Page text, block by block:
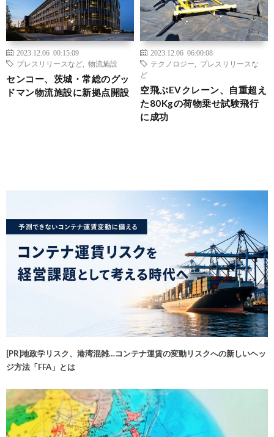
2023.12.06 00:15:09
プレスリリースなど
物流施設
センコー、茨城・常総のグッ
ドマン物流施設に新拠点開設
2023.12.06 06:00:08
テクノロジー
プレスリリースな
ど
空飛ぶEVクレーン、自重超え
た80Kgの荷物乗せ試験飛行
に成功
[PR]地政学リスク、港湾混雑…コンテナ運賃の変動リスクへの新しいヘッ
ジ方法「FFA」とは